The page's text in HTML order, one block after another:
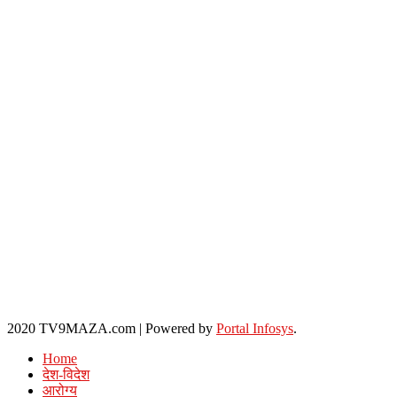
2020 TV9MAZA.com | Powered by Portal Infosys.
Home
देश-विदेश
आरोग्य